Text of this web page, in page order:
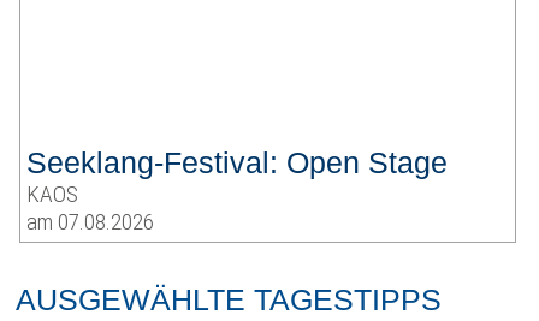
Seeklang-Festival: Open Stage
KAOS
am 07.08.2026
AUSGEWÄHLTE TAGESTIPPS